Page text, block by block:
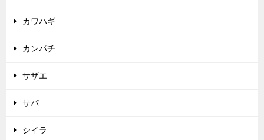
カワハギ
カンパチ
サザエ
サバ
シイラ